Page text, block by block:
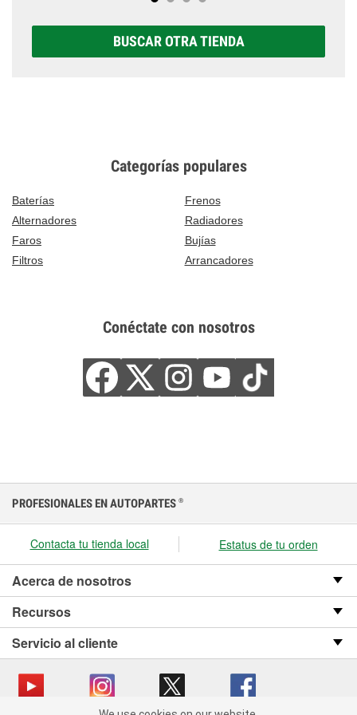
BUSCAR OTRA TIENDA
Categorías populares
Baterías
Frenos
Alternadores
Radiadores
Faros
Bujías
Filtros
Arrancadores
Conéctate con nosotros
PROFESIONALES EN AUTOPARTES ®
Contacta tu tienda local Estatus de tu orden
Acerca de nosotros
Recursos
Servicio al cliente